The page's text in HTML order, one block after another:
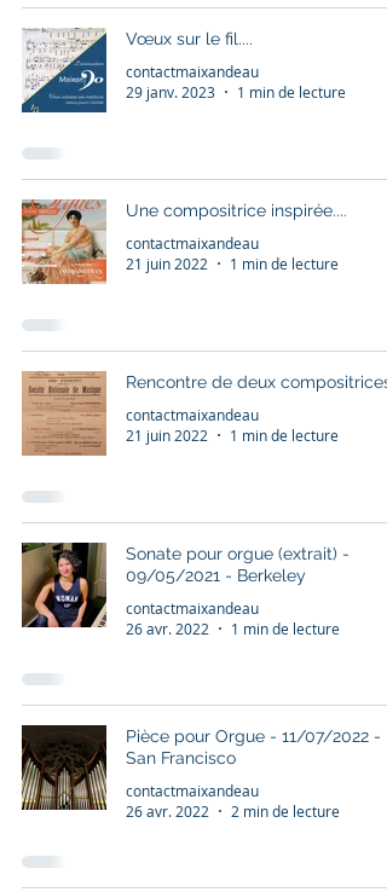
Vœux sur le fil....
contactmaixandeau
29 janv. 2023
1 min de lecture
Une compositrice inspirée....
contactmaixandeau
21 juin 2022
1 min de lecture
Rencontre de deux compositrices
contactmaixandeau
21 juin 2022
1 min de lecture
Sonate pour orgue (extrait) -
09/05/2021 - Berkeley
contactmaixandeau
26 avr. 2022
1 min de lecture
Pièce pour Orgue - 11/07/2022 -
San Francisco
contactmaixandeau
26 avr. 2022
2 min de lecture